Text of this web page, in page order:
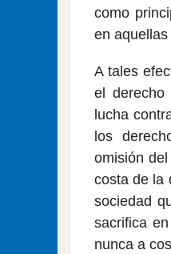
como
en
A tales
el derecho
lucha
los
omisión
costa de la
sociedad
sacrifica
nunca a